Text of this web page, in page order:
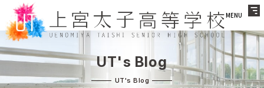
MENU
UT's Blog